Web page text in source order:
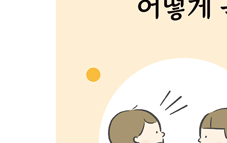
ADHD의 특성과 사회성기술을 습득하기 위한 지원
LD의 특성과 사회성기술을 습득하기 위한 지원 포
자기조절 능력을 습득하기 위한 지원 포인트
집단생활 기술을 습득하기 위한 지원 포인트
영역별 사회성기술놀이의 특색
07 카드 기법을 이용하기
카드 기법이란?
카드를 활용하는 포인트
두근두근 카드 만들기